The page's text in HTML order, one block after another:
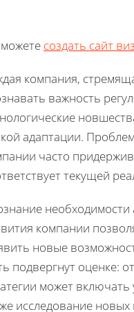
создать сайт
компания,
важность
адаптации.
часто
текущей
компании
новые
подвергнут оценке:
может
исследование